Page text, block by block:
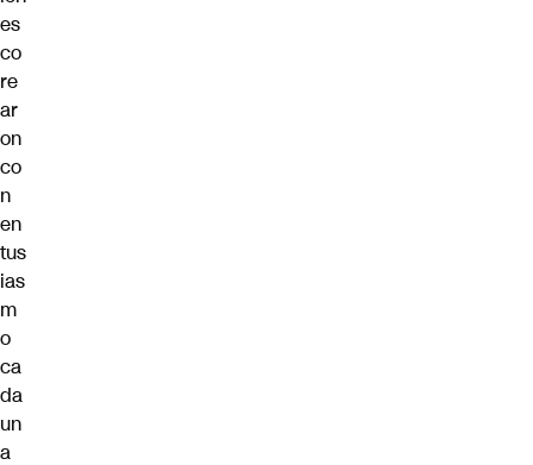
es
co
re
ar
on
co
n
en
tus
ias
m
o
ca
da
un
a